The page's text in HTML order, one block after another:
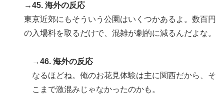
→45. 海外の反応
東京近郊にもそういう公園はいくつかあるよ。数百円
の入場料を取るだけで、混雑が劇的に減るんだよな。
→46. 海外の反応
なるほどね。俺のお花見体験は主に関西だから、そ
こまで激混みじゃなかったのかも。